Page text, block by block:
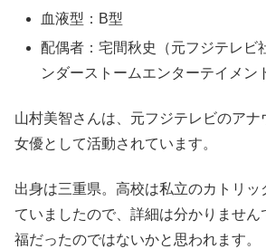
血液型：B型
配偶者：宅間秋史（元フジテレビ
ンダーストームエンターテイメン
山村美智さんは、元フジテレビのアナ
女優として活動されています。
出身は三重県。高校は私立のカトリ
ていましたので、詳細は分かりませ
福だったのではないかと思われます。